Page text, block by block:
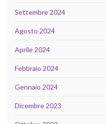
Settembre 2024
Agosto 2024
Aprile 2024
Febbraio 2024
Gennaio 2024
Dicembre 2023